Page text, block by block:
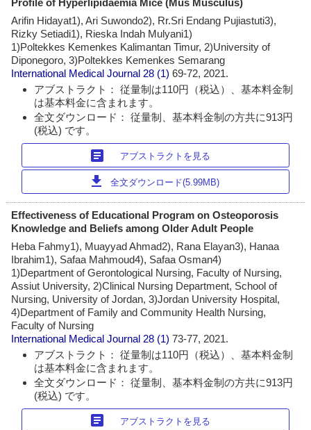
Profile of Hyperlipidaemia Mice (Mus Musculus)
Arifin Hidayat1), Ari Suwondo2), Rr.Sri Endang Pujiastuti3),
Rizky Setiadi1), Rieska Indah Mulyani1)
1)Poltekkes Kemenkes Kalimantan Timur, 2)University of
Diponegoro, 3)Poltekkes Kemenkes Semarang
International Medical Journal 28 (1)69-72, 2021.
アブストラクト： 従量制は110円（税込）、基本料金制
は基本料金に含まれます。
全文ダウンロード： 従量制、基本料金制の方共に913円
(税込) です。
article アブストラクトを見る
download 全文ダウンロード(5.99MB)
Effectiveness of Educational Program on Osteoporosis
Knowledge and Beliefs among Older Adult People
Heba Fahmy1), Muayyad Ahmad2), Rana Elayan3), Hanaa
Ibrahim1), Safaa Mahmoud4), Safaa Osman4)
1)Department of Gerontological Nursing, Faculty of Nursing,
Assiut University, 2)Clinical Nursing Department, School of
Nursing, University of Jordan, 3)Jordan University Hospital,
4)Department of Family and Community Health Nursing,
Faculty of Nursing
International Medical Journal 28 (1)73-77, 2021.
アブストラクト： 従量制は110円（税込）、基本料金制
は基本料金に含まれます。
全文ダウンロード： 従量制、基本料金制の方共に913円
(税込) です。
article アブストラクトを見る